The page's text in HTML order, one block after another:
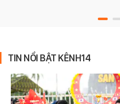
TIN NỔI BẬT KÊNH14